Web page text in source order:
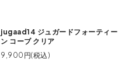
jugaad14 ジュガードフォーティー
ン コーブ クリア
9,900円(税込)